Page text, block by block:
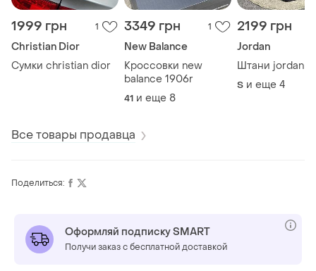
1999 грн 1
Christian Dior
Сумки christian dior
3349 грн 1
New Balance
Кроссовки new
balance 1906r
41 и еще 8
2199 грн
Jordan
Штани jordan
S и еще 4
Все товары продавца
Поделиться:
Оформляй подписку SMART
Получи заказ с бесплатной доставкой